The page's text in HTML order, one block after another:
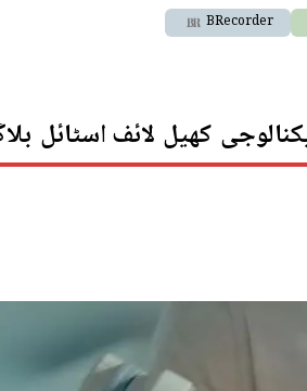
BRecorder
کھیل لائف اسٹائل